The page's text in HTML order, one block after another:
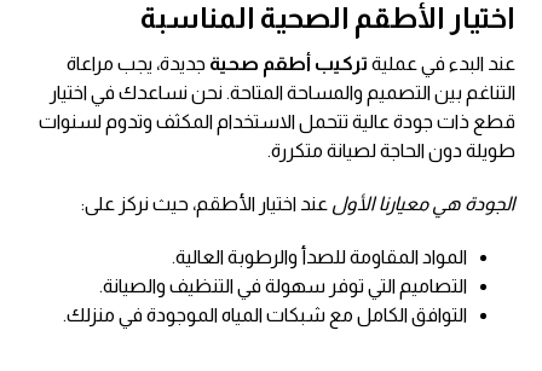
اختيار الأطقم الصحية المناسبة
عند البدء في عملية تركيب أطقم صحية جديدة، يجب مراعاة
التناغم بين التصميم والمساحة المتاحة. نحن نساعدك في اختيار
قطع ذات جودة عالية تتحمل الاستخدام المكثف وتدوم لسنوات
طويلة دون الحاجة لصيانة متكررة.
الجودة هي معيارنا الأول عند اختيار الأطقم، حيث نركز على:
المواد المقاومة للصدأ والرطوبة العالية.
التصاميم التي توفر سهولة في التنظيف والصيانة.
التوافق الكامل مع شبكات المياه الموجودة في منزلك.